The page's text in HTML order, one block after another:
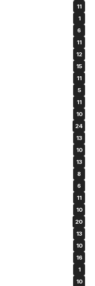
11
1
6
11
12
15
11
5
11
10
24
13
10
13
8
6
11
10
20
13
10
16
1
10